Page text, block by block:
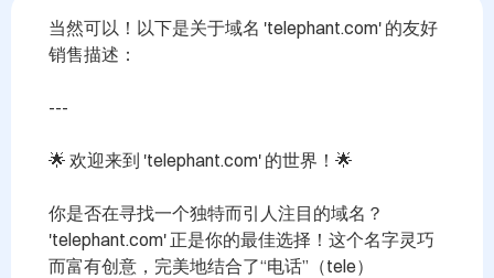
当然可以！以下是关于域名 'telephant.com' 的友好
销售描述：
---
🌟 欢迎来到 'telephant.com' 的世界！🌟
你是否在寻找一个独特而引人注目的域名？
'telephant.com' 正是你的最佳选择！这个名字灵巧
而富有创意，完美地结合了“电话”（tele）